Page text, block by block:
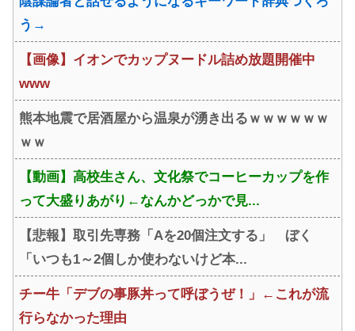
う→
【画像】イオンでカップヌードル詰め放題開催中
www
熊本地震で居酒屋から温泉が湧き出るｗｗｗｗｗｗ
ｗｗ
【動画】高校生さん、文化祭でコーヒーカップを作
って大盛りあがり←なんかどっかで見...
【悲報】取引先専務「Aを20個注文する」 ぼく
「いつも1～2個しか使わないけど本...
チー牛「デブの事豚丼って呼ぼうぜ！」←これが流
行らなかった理由